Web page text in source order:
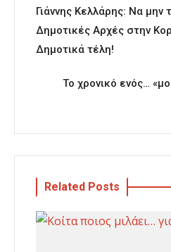
Γιάννης Κελλάρης: Να μην
Δημοτικές Αρχές στην
Δημοτικά τέλη!
Το χρονικό ενός…
Related Posts